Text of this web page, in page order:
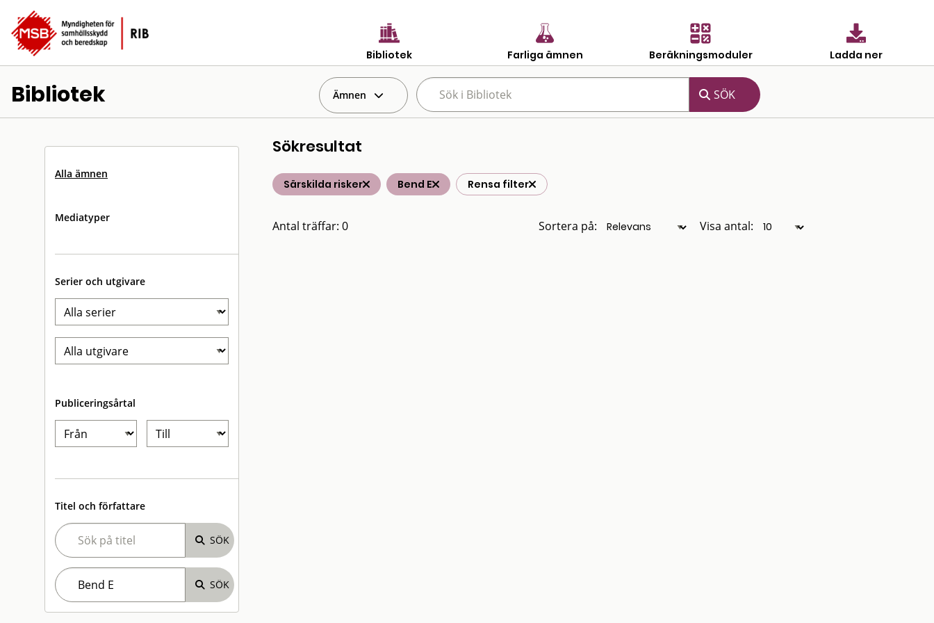
Bibliotek Farliga ämnen Beräkningsmoduler Ladda ner
Bibliotek Ämnen
Alla ämnen
Mediatyper
Serier och utgivare
Publiceringsårtal
Titel och författare
Sökresultat
Särskilda risker Bend E Rensa filter
Antal träffar: 0 Sortera på: Visa antal: